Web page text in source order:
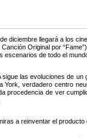
diciembre llegará a los
Canción Original por
escenarios de todo el
sigue las evoluciones de
York, verdadero centro
procedencia de ver
a reinventar el